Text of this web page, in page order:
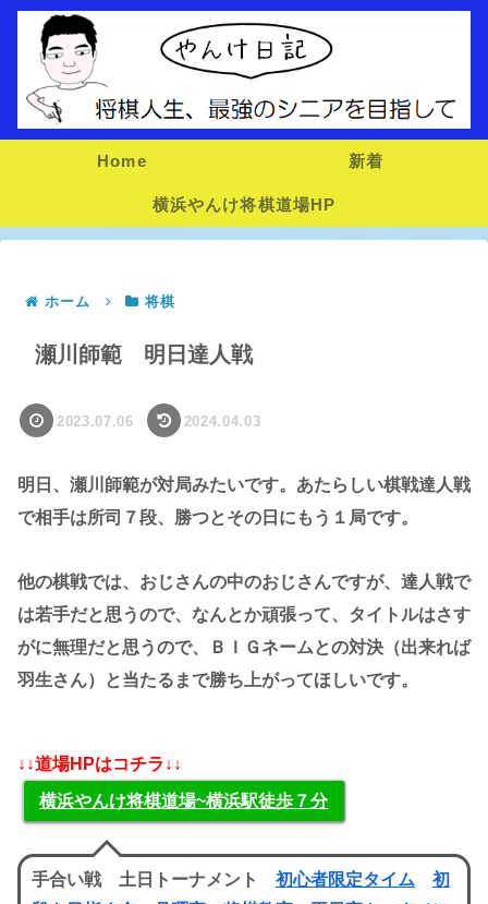
Home 新着
横浜やんけ将棋道場HP
ホーム 将棋
瀬川師範 明日達人戦
2023.07.06 2024.04.03
明日、瀬川師範が対局みたいです。あたらしい棋戦達人戦
で相手は所司７段、勝つとその日にもう１局です。
他の棋戦では、おじさんの中のおじさんですが、達人戦で
は若手だと思うので、なんとか頑張って、タイトルはさす
がに無理だと思うので、ＢＩＧネームとの対決（出来れば
羽生さん）と当たるまで勝ち上がってほしいです。
↓↓道場HPはコチラ↓↓
横浜やんけ将棋道場~横浜駅徒歩７分
手合い戦 土日トーナメント 初心者限定タイム
初